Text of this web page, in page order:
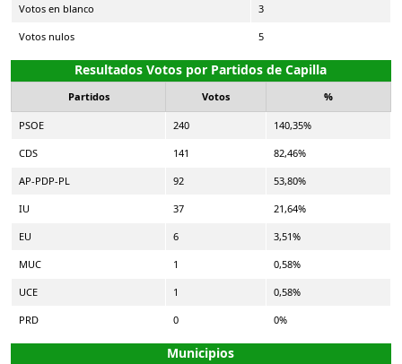
Votos en blanco 3
Votos nulos 5
Resultados Votos por Partidos de Capilla
Partidos Votos %
PSOE 240 140,35%
CDS 141 82,46%
AP-PDP-PL 92 53,80%
IU 37 21,64%
EU 6 3,51%
MUC 1 0,58%
UCE 1 0,58%
PRD 0 0%
Municipios